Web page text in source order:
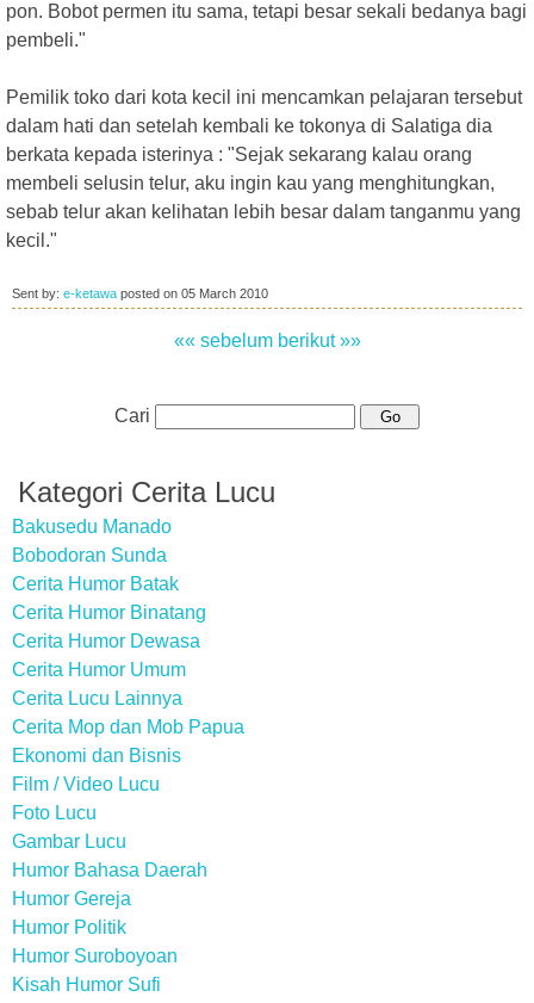
pon. Bobot permen itu sama, tetapi besar sekali bedanya bagi
pembeli."
Pemilik toko dari kota kecil ini mencamkan pelajaran tersebut
dalam hati dan setelah kembali ke tokonya di Salatiga dia
berkata kepada isterinya : "Sejak sekarang kalau orang
membeli selusin telur, aku ingin kau yang menghitungkan,
sebab telur akan kelihatan lebih besar dalam tanganmu yang
kecil."
Sent by: e-ketawa posted on 05 March 2010
«« sebelum berikut »»
Cari
Kategori Cerita Lucu
Bakusedu Manado
Bobodoran Sunda
Cerita Humor Batak
Cerita Humor Binatang
Cerita Humor Dewasa
Cerita Humor Umum
Cerita Lucu Lainnya
Cerita Mop dan Mob Papua
Ekonomi dan Bisnis
Film / Video Lucu
Foto Lucu
Gambar Lucu
Humor Bahasa Daerah
Humor Gereja
Humor Politik
Humor Suroboyoan
Kisah Humor Sufi